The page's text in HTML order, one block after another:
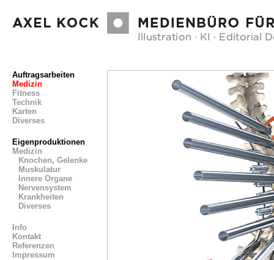
Auftragsarbeiten
Medizin
Fitness
Technik
Karten
Diverses
Eigenproduktionen
Medizin
Knochen, Gelenke
Muskulatur
Innere Organe
Nervensystem
Krankheiten
Diverses
Info
Kontakt
Referenzen
Impressum